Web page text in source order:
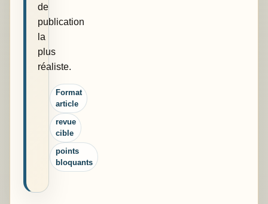
de
publication
la
plus
réaliste.
Format
article
revue
cible
points
bloquants